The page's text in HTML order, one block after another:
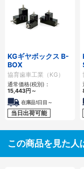
KGギヤボックス B-
BOX
協育歯車工業（KG）
通常価格(税別)：
15,443円～
在庫品1日目～
当日出荷可能
この商品を見た人